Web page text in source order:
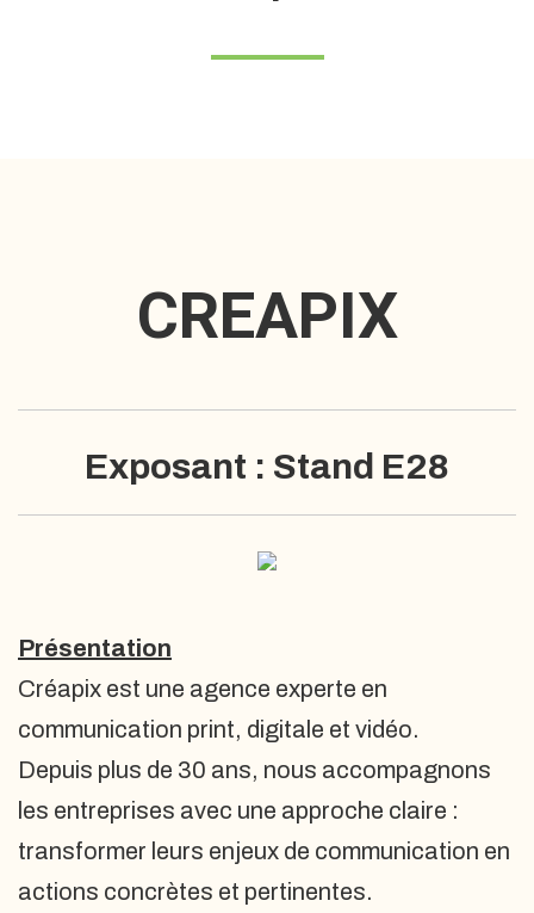
CREAPIX
Exposant : Stand E28
Présentation
Créapix est une agence experte en
communication print, digitale et vidéo.
Depuis plus de 30 ans, nous accompagnons
les entreprises avec une approche claire :
transformer leurs enjeux de communication en
actions concrètes et pertinentes.